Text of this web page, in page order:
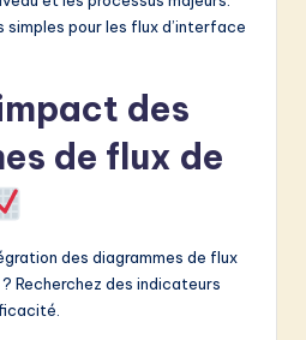
simples pour les flux d’interface
des
de flux de
des diagrammes de flux
Recherchez des indicateurs